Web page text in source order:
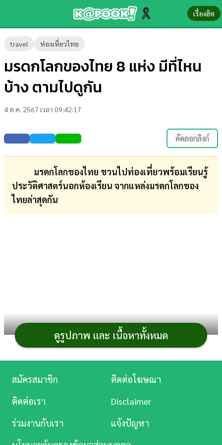
เรื่องฮิต
travel ท่องเที่ยวไทย
มรดกโลกของไทย 8 แห่ง มีที่ไหน
บ้าง ตามไปดูกัน
4 ต.ค. 2567 เวลา 09:42:17
คัดลอกลิงก์
มรดกโลกของไทย ชวนไปท่องเที่ยวพร้อมเรียนรู้
ประวัติศาสตร์นอกห้องเรียน จากแหล่งมรดกโลกของ
ไทยล่าสุดกัน
สถานที่ท่องเที่ยวในไทยมีหลากหลายประเภท ทั้งทาง
ธรรมชาติ ประวัติศาสตร์ วัฒนธรรมและประเพณี รวมถึงวิถี
ชีวิตต่าง ๆ เป็นต้น สิ่งเหล่านี้สามารถบอกเล่าเรื่องราวตั้งแต่
อดีตจนถึงปัจจุบันให้ได้เรียนรู้เป็นอย่างดี ซึ่งบางแห่งยังได้
คุณค่าของชาติที่ไม่ควรพลาดไปเยือนสักครั้ง ลองไปดูกันว่า
มรดกโลกของไทยมีที่ไหนบ้าง
ดูรูปภาพ และ เนื้อหาทั้งหมด
ข่าว-
ความ
รู้
บันเทิง
ตรวจ
ผล
บอล
สด
บันเทิง
ดู
Music
สมัครสมาชิก
ติดต่อโฆษณา
ติดต่อเรา
Disclaimer
ร่วมงานกับเรา
แจ้งปัญหา